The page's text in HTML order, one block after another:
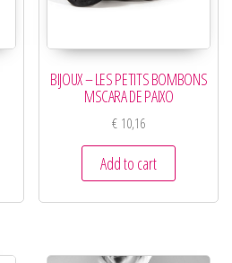
BIJOUX – LES PETITS BOMBONS
MSCARA DE PAIXO
€ 10,16
Add to cart